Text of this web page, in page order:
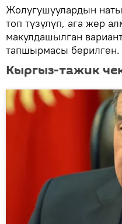
Жолугушуулардын
топ түзүлүп, ага жер
макулдашылган
тапшырмасы берилген.
Кыргыз-тажик